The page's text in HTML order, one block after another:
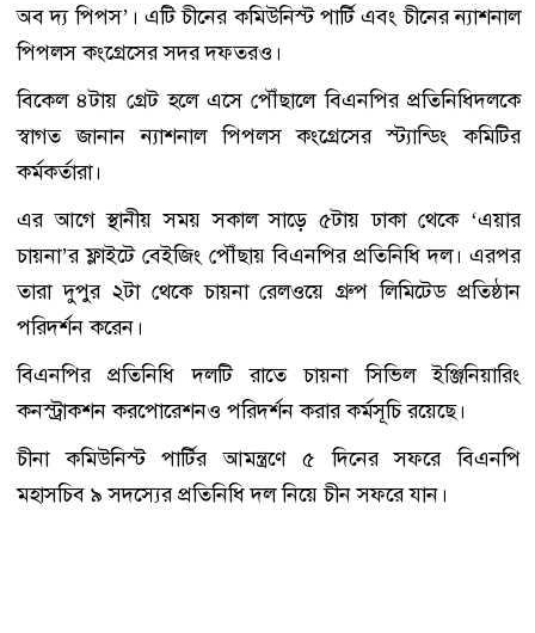
অব দ্য পিপস’। এটি চীনের কমিউনিস্ট পার্টি এবং চীনের ন্যাশনাল
পিপলস কংগ্রেসের সদর দফতরও।
বিকেল ৪টায় গ্রেট হলে এসে পৌঁছালে বিএনপির প্রতিনিধিদলকে
স্বাগত জানান ন্যাশনাল পিপলস কংগ্রেসের স্ট্যান্ডিং কমিটির
কর্মকর্তারা।
এর আগে স্থানীয় সময় সকাল সাড়ে ৫টায় ঢাকা থেকে ‘এয়ার
চায়না’র ফ্লাইটে বেইজিং পৌঁছায় বিএনপির প্রতিনিধি দল। এরপর
তারা দুপুর ২টা থেকে চায়না রেলওয়ে গ্রুপ লিমিটেড প্রতিষ্ঠান
পরিদর্শন করেন।
বিএনপির প্রতিনিধি দলটি রাতে চায়না সিভিল ইঞ্জিনিয়ারিং
কনস্ট্রাকশন করপোরেশনও পরিদর্শন করার কর্মসূচি রয়েছে।
চীনা কমিউনিস্ট পার্টির আমন্ত্রণে ৫ দিনের সফরে বিএনপি
মহাসচিব ৯ সদস্যের প্রতিনিধি দল নিয়ে চীন সফরে যান।